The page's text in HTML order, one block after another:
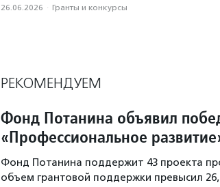
26.06.2026 · Гранты и конкурсы
РЕКОМЕНДУЕМ
Фонд Потанина объявил
«Профессиональное
Фонд Потанина поддержит 43 проекта
объем грантовой поддержки превысил